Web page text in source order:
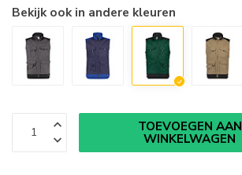
Bekijk ook in andere kleuren
TOEVOEGEN AAN
WINKELWAGEN